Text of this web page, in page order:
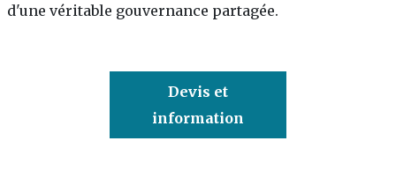
d'une véritable gouvernance partagée.
Devis et
information